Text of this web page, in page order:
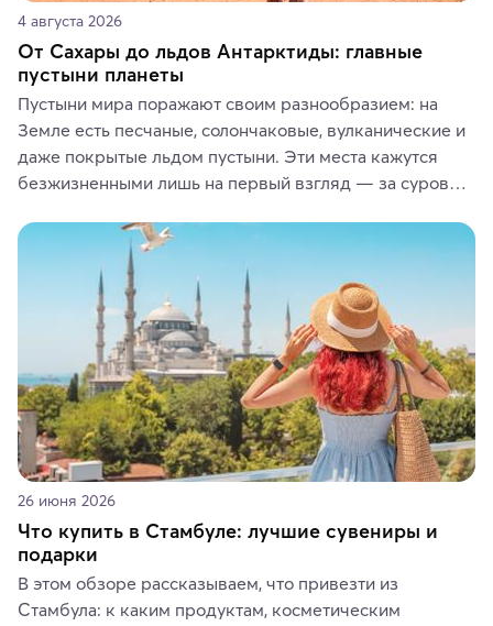
4 августа 2026
От Сахары до льдов Антарктиды: главные
пустыни планеты
Пустыни мира поражают своим разнообразием: на
Земле есть песчаные, солончаковые, вулканические и
даже покрытые льдом пустыни. Эти места кажутся
безжизненными лишь на первый взгляд — за суровой
животные и маршруты, которые дарят одни из самых
ярких впечатлений от путешествий.
26 июня 2026
Что купить в Стамбуле: лучшие сувениры и
подарки
В этом обзоре рассказываем, что привезти из
Стамбула: к каким продуктам, косметическим